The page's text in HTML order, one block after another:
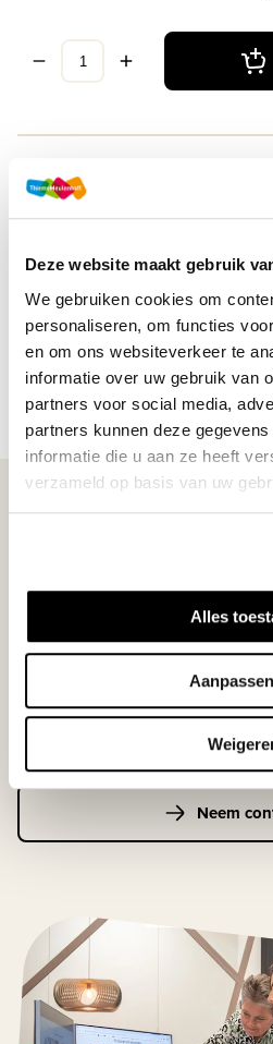
Deze website maakt gebruik
We gebruiken cookies om
personaliseren, om functies
en om ons websiteverkeer te
informatie over uw gebruik van
partners voor social media,
partners kunnen deze
informatie die u aan ze heeft
verzameld op basis van uw
Alles
Aanpassen
Druk
Soort uitgave
ISBN
WIJ STAAN
Maandag t/m vrijdag | 08.00 -
Neem